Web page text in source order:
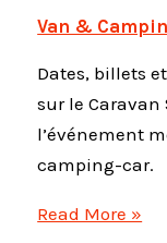
Van &
Dates, billets
sur le Caravan
l’événement
camping-car.
Caravan
Read More »